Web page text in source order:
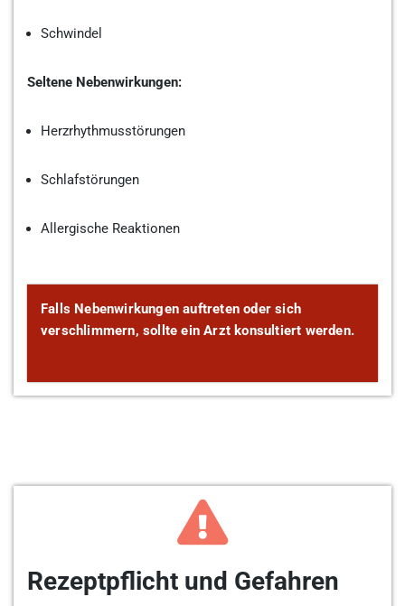
Schwindel
Seltene Nebenwirkungen:
Herzrhythmusstörungen
Schlafstörungen
Allergische Reaktionen
Falls Nebenwirkungen auftreten oder sich
verschlimmern, sollte ein Arzt konsultiert werden.
Rezeptpflicht und Gefahren